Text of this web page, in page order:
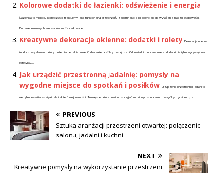
Kolorowe dodatki do łazienki: odświeżenie i energia
Łazienka to miejsce, które często traktujemy jako funkcjonalną przestrzeń, zapominając o jej potencjale do wyrażania naszej osobowości.
Dodanie kolorowych akcesoriów może całkowicie...
Kreatywne dekoracje okienne: dodatki i rolety Dekoracje okienne
to kluczowy element, który może diametralnie zmienić charakter każdego wnętrza. Odpowiednio dobrane rolety i dodatki nie tylko wpływają na
estetykę,...
Jak urządzić przestronną jadalnię: pomysły na
wygodne miejsce do spotkań i posiłków Urządzenie przestronnej jadalni to
nie tylko kwestia estetyki, ale także funkcjonalności. To miejsce, które powinno sprzyjać rodzinnym spotkaniom i wspólnym posiłkom, a...
PREVIOUS
Sztuka aranżacji przestrzeni otwartej: połączenie
salonu, jadalni i kuchni
NEXT
Kreatywne pomysły na wykorzystanie przestrzeni